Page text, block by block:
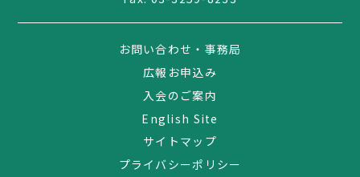
お問い合わせ・事務局
広報お申込み
入会のご案内
English Site
サイトマップ
プライバシーポリシー